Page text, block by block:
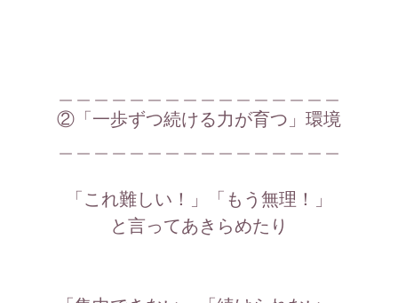
②「一歩ずつ続ける力が育つ」環境
「これ難しい！」「もう無理！」
と言ってあきらめたり